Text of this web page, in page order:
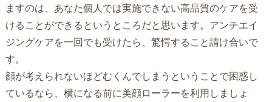
ますのは、あなた個人では実施できない高品質のケアを受
けることができるというところだと思います。アンチエイ
ジングケアを一回でも受けたら、驚愕すること請け合いで
す。
顔が考えられないほどむくんでしまうということで困惑し
ているなら、横になる前に美顔ローラーを利用しましょ